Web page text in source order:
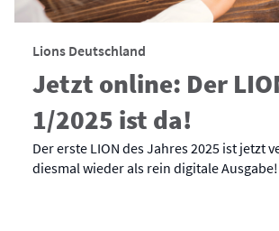
Lions Deutschland
Jetzt online: Der
1/2025 ist da!
Der erste LION des Jahres 2025 ist jetzt
diesmal wieder als rein digitale Ausgabe!